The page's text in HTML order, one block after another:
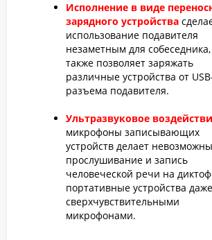
Исполнение в виде
зарядного устройства
использование подавителя
незаметным для собеседника,
также позволяет заряжать
различные устройства от
разъема подавителя.
Ультразвуковое
микрофоны записывающих
устройств делает
прослушивание и запись
человеческой речи на
портативные устройства
сверхчувствительными
микрофонами.